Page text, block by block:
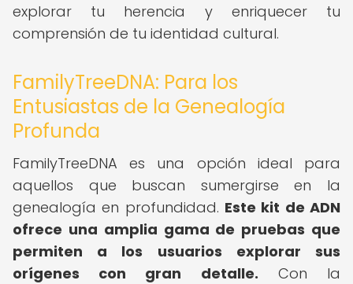
explorar tu herencia y enriquecer tu
comprensión de tu identidad cultural.
FamilyTreeDNA: Para los
Entusiastas de la Genealogía
Profunda
FamilyTreeDNA es una opción ideal para
aquellos que buscan sumergirse en la
genealogía en profundidad. Este kit de ADN
ofrece una amplia gama de pruebas que
permiten a los usuarios explorar sus
orígenes con gran detalle. Con la